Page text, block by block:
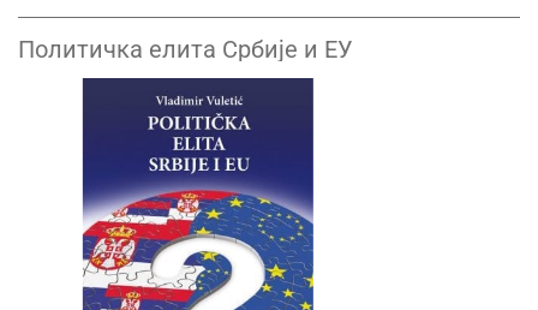
Политичка елита Србије и ЕУ